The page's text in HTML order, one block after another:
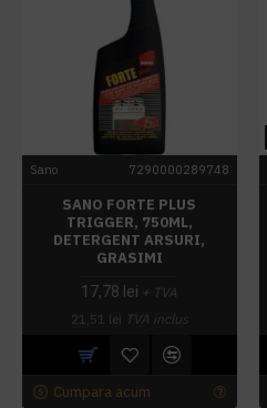
Sano 7290000289748
SANO FORTE PLUS
TRIGGER, 750ML,
DETERGENT ARSURI,
GRASIMI
17,78 lei + TVA
21,51 lei TVA inclus
Cumpara acum